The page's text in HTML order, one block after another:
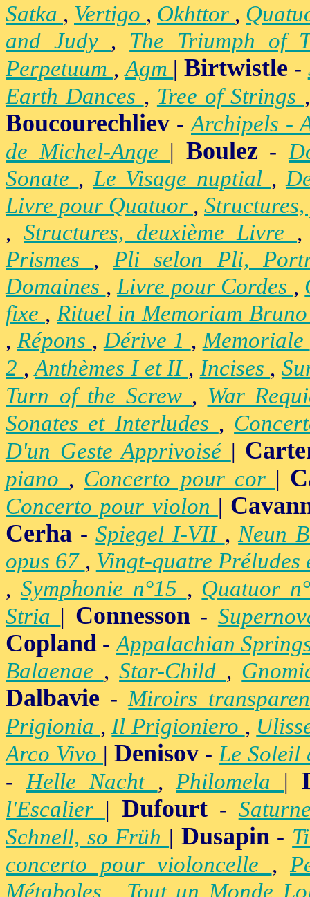
Satka , Vertigo , Okhttor ,
and Judy , The Triumph of
Perpetuum ,Agm |Birtwistle -
Earth Dances , Tree of Strings
Boucourechliev -Archipels -
de Michel-Ange | Boulez-
Sonate ,Le Visage nuptial ,
Livre pour Quatuor ,
, Structures, deuxième Livre
Prismes , Pli selon Pli,
Domaines ,Livre pour Cordes ,
fixe , Rituel in Memoriam
, Répons ,Dérive 1 ,Memoriale
2 ,Anthèmes I et II , Incises ,
Turn of the Screw , War
Sonates et Interludes ,
D'un Geste Apprivoisé |
piano , Concerto pour cor |
Concerto pour violon |
Cerha -Spiegel I-VII ,Neun
opus 67 , Vingt-quatre Préludes
, Symphonie n°15 , Quatuor
Stria | Connesson-
Copland -Appalachian
Balaenae ,Star-Child ,
Dalbavie -Miroirs
Prigionia ,Il Prigioniero ,
Arco Vivo | Denisov -Le Soleil
-Helle Nacht ,Philomela |
l'Escalier | Dufourt-
Schnell, so Früh | Dusapin-
concerto pour violoncelle ,
Métaboles
Tout un Monde